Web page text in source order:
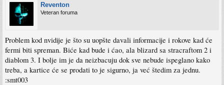
Reventon
Veteran foruma
Problem kod nvidije je što su uopšte davali informacije i rokove kad će
fermi biti spreman. Biće kad bude i ćao, ala blizard sa stracraftom 2 i
diablom 3. I bolje im je da neizbacuju dok sve nebude ispeglano kako
treba, a kartice će se prodati to je sigurno, ja već štedim za jednu.
:smt003